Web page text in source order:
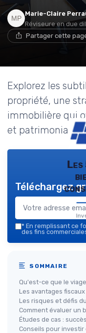
Marie-Claire
Réviseure en due
Partager cette
Explorez les
propriété, une
immobilière qui
et patrimoniaux.
Téléchargez
* En remplissant ce
des fins
SOMMAIRE
Qu'est-ce que le
Les avantages
Les risques et défis
Comment évaluer un
Études de cas :
Conseils pour